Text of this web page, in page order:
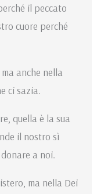
il peccato
cuore perché
anche nella
ci sazia.
quella è la sua
il nostro sì
a noi.
ma nella Dei